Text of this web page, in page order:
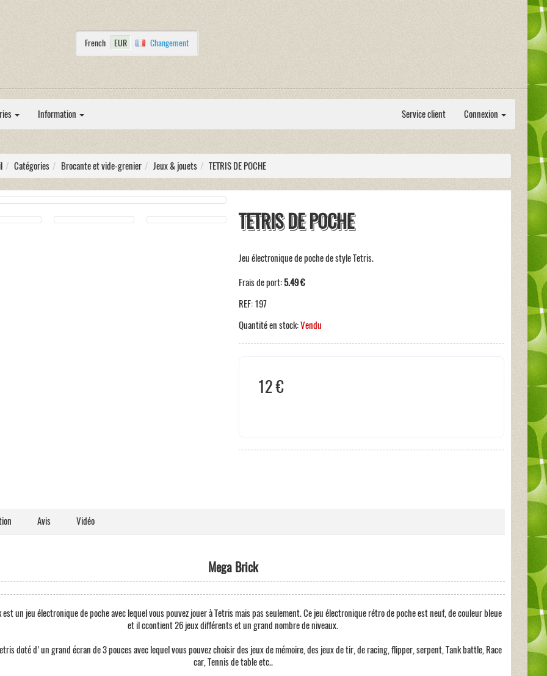
French EUR Changement
Information Service client Connexion
Catégories Brocante et vide-grenier Jeux & jouets TETRIS DE POCHE
TETRIS DE POCHE
Jeu électronique de poche de style Tetris.
Frais de port:5.49 €
REF: 197
Quantité en stock:Vendu
12 €
Avis Vidéo
Mega Brick
un jeu électronique de poche avec lequel vous pouvez jouer à Tetris mais pas seulement. Ce jeu électronique rétro de poche est neuf, de couleur bleue
et il ccontient 26 jeux différents et un grand nombre de niveaux.
doté d'un grand écran de 3 pouces avec lequel vous pouvez choisir des jeux de mémoire, des jeux de tir, de racing, flipper, serpent, Tank battle, Race
car, Tennis de table etc..